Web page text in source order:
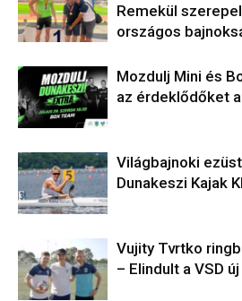
Remekül
országos
Mozdulj Mini és
az érdeklődőket
Világbajnoki
Dunakeszi Kajak
Vujity Tvrtko
– Elindult a VSD